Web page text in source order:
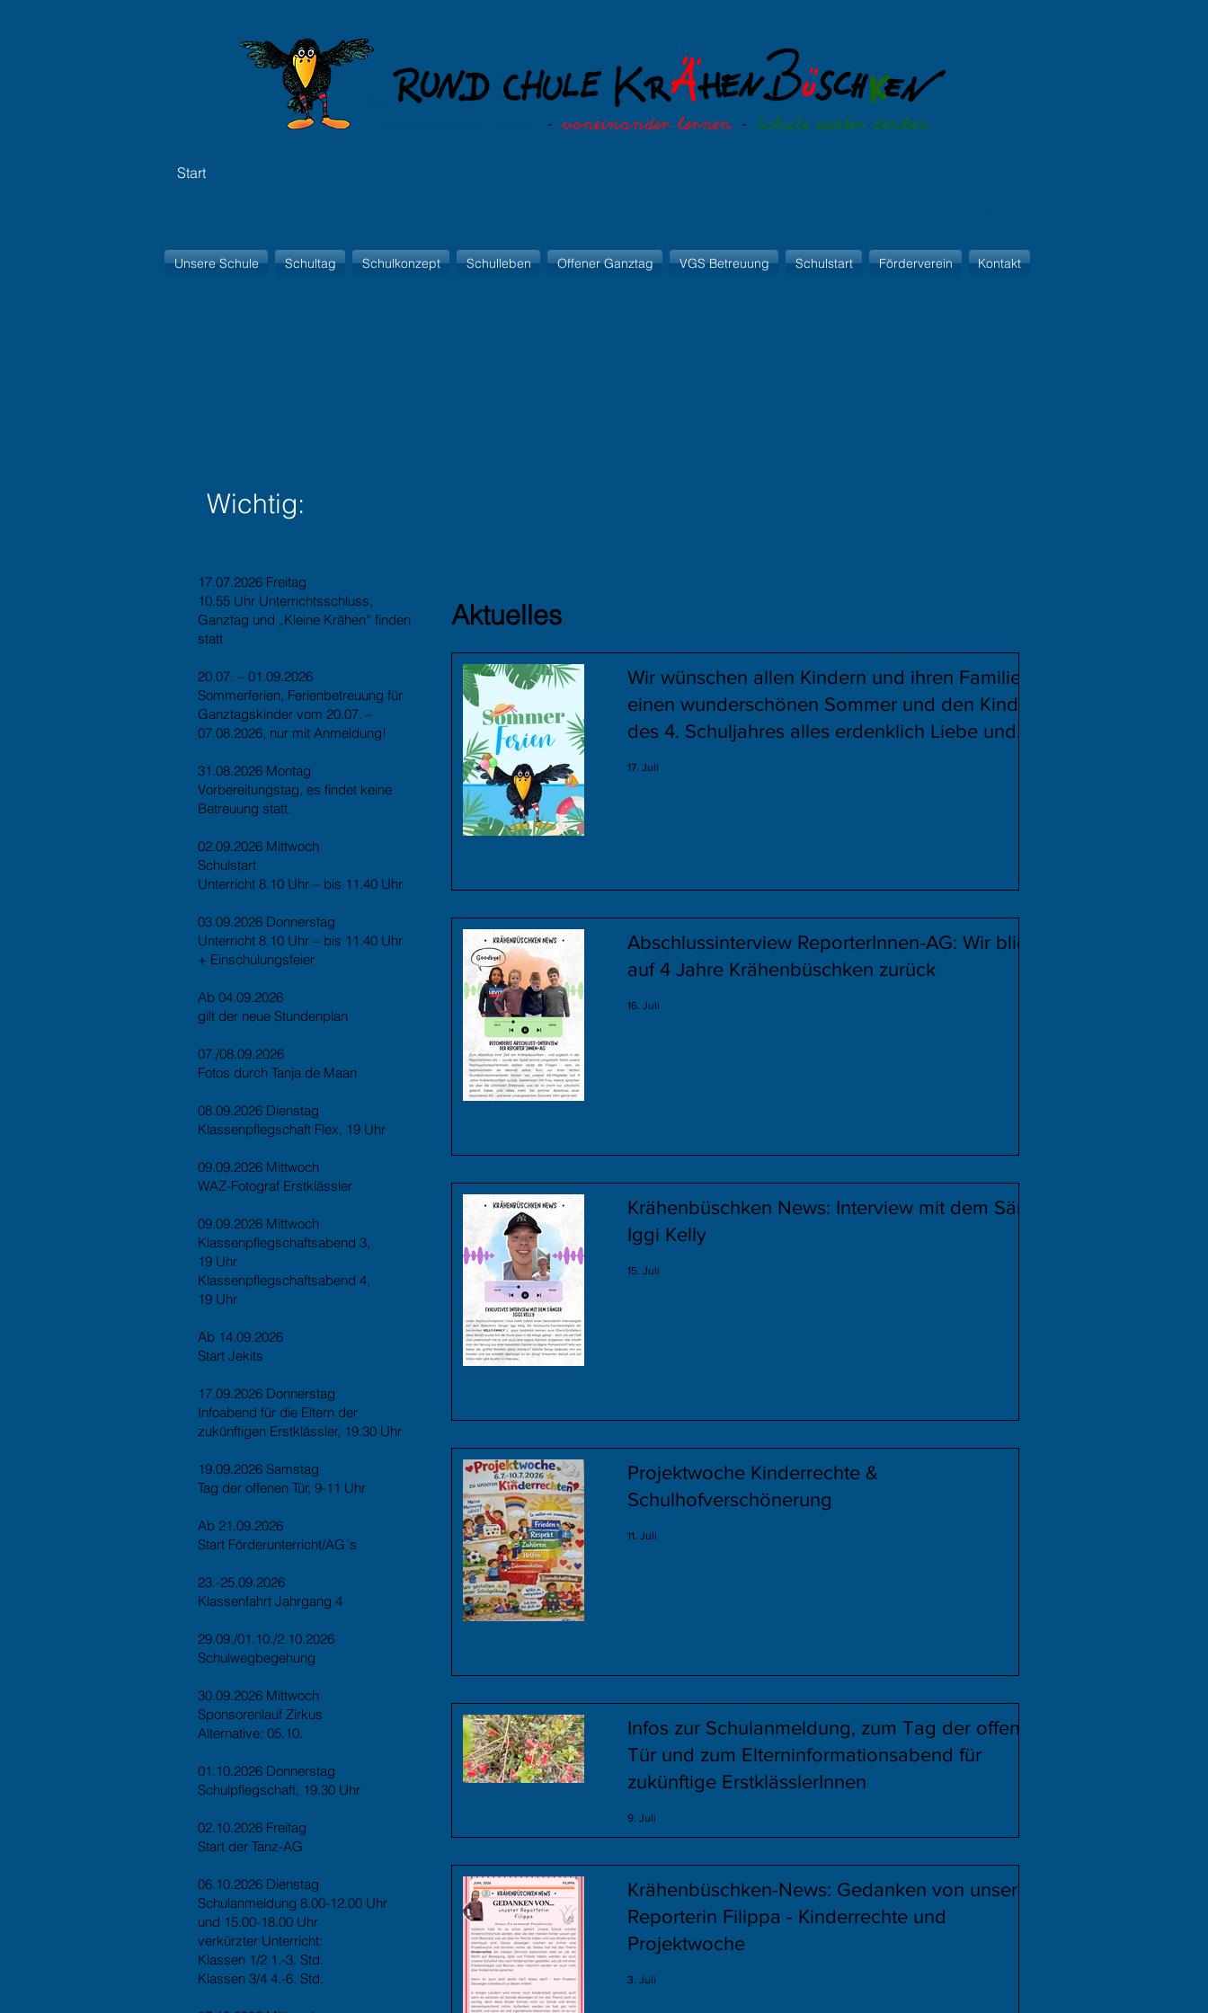
Start
Unsere Schule Schultag Schulkonzept Schulleben Offener Ganztag VGS Betreuung Schulstart Förderverein Kontakt
Wichtig:
17.07.2026 Freitag
10.55 Uhr Unterrichtsschluss,
Ganztag und „Kleine Krähen“ finden
statt
20.07. – 01.09.2026
Sommerferien, Ferienbetreuung für
Ganztagskinder vom 20.07. –
07.08.2026, nur mit Anmeldung!
31.08.2026 Montag
Vorbereitungstag, es findet keine
Betreuung statt.
02.09.2026 Mittwoch
Schulstart
Unterricht 8.10 Uhr – bis 11.40 Uhr
03.09.2026 Donnerstag
Unterricht 8.10 Uhr – bis 11.40 Uhr
+ Einschulungsfeier
Ab 04.09.2026
gilt der neue Stundenplan
07./08.09.2026
Fotos durch Tanja de Maan
08.09.2026 Dienstag
Klassenpflegschaft Flex, 19 Uhr
09.09.2026 Mittwoch
WAZ-Fotograf Erstklässler
09.09.2026 Mittwoch
Klassenpflegschaftsabend 3,
19 Uhr
Klassenpflegschaftsabend 4,
19 Uhr
Ab 14.09.2026
Start Jekits
17.09.2026 Donnerstag
Infoabend für die Eltern der
zukünftigen Erstklässler, 19.30 Uhr
19.09.2026 Samstag
Tag der offenen Tür, 9-11 Uhr
Ab 21.09.2026
Start Förderunterricht/AG´s
23.-25.09.2026
Klassenfahrt Jahrgang 4
29.09./01.10./2.10.2026
Schulwegbegehung
30.09.2026 Mittwoch
Sponsorenlauf Zirkus
Alternative: 05.10.
01.10.2026 Donnerstag
Schulpflegschaft, 19.30 Uhr
02.10.2026 Freitag
Start der Tanz-AG
06.10.2026 Dienstag
Schulanmeldung 8.00-12.00 Uhr
und 15.00-18.00 Uhr
verkürzter Unterricht:
Klassen 1/2 1.-3. Std.
Klassen 3/4 4.-6. Std.
Aktuelles
Wir wünschen allen Kindern und ihren Familien
einen wunderschönen Sommer und den Kindern
des 4. Schuljahres alles erdenklich Liebe und
17. Juli
Abschlussinterview ReporterInnen-AG: Wir blicken
auf 4 Jahre Krähenbüschken zurück
16. Juli
Krähenbüschken News: Interview mit dem Sänger
Iggi Kelly
15. Juli
Projektwoche Kinderrechte &
Schulhofverschönerung
11. Juli
Infos zur Schulanmeldung, zum Tag der offenen
Tür und zum Elterninformationsabend für
zukünftige ErstklässlerInnen
9. Juli
Krähenbüschken-News: Gedanken von unserer
Reporterin Filippa - Kinderrechte und
Projektwoche
3. Juli